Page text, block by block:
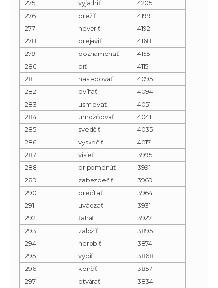
275
vyjadriť
4205
276
prežiť
4199
277
neveriť
4192
278
prejaviť
4168
279
poznamenať
4155
280
biť
4115
281
nasledovať
4095
282
dvíhať
4094
283
usmievať
4051
284
umožňovať
4041
285
svedčiť
4035
286
vyskočiť
4017
287
visieť
3995
288
pripomenúť
3991
289
zabezpečiť
3969
290
prečítať
3964
291
uvádzať
3931
292
ťahať
3927
293
založiť
3895
294
nerobiť
3874
295
vypiť
3868
296
končiť
3857
297
otvárať 3834